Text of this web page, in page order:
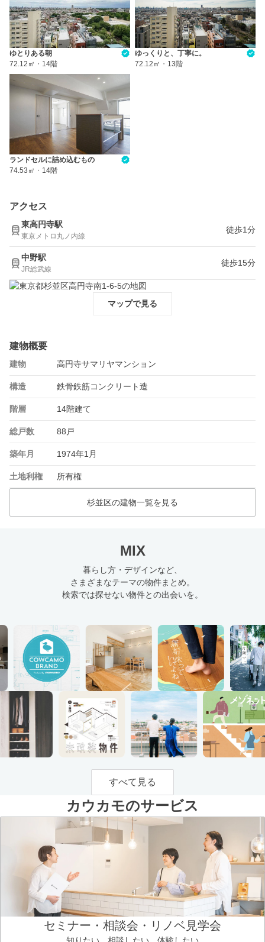
ゆとりある朝
72.12㎡ ・ 14階
ゆっくりと、丁寧に。
72.12㎡ ・ 13階
ランドセルに詰め込むもの
74.53㎡ ・ 14階
アクセス
東高円寺駅
東京メトロ丸ノ内線
徒歩1分
中野駅
JR総武線
徒歩15分
マップで見る
建物概要
建物 高円寺サマリヤマンション
構造 鉄骨鉄筋コンクリート造
階層 14階建て
総戸数 88戸
築年月 1974年1月
土地利権 所有権
杉並区の建物一覧を見る
MIX
暮らし方・デザインなど、
さまざまなテーマの物件まとめ。
検索では探せない物件との出会いを。
すべて見る
カウカモのサービス
セミナー・相談会・リノベ見学会
知りたい、相談したい、体験したい